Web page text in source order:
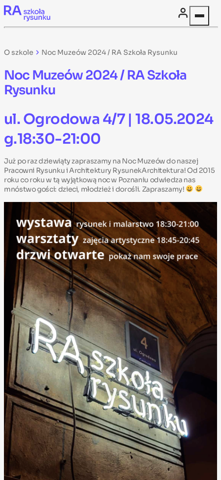
Skip to content
O szkole Noc Muzeów 2024 / RA Szkoła Rysunku
Noc Muzeów 2024 / RA Szkoła
Rysunku
ul. Ogrodowa 4/7 | 18.05.2024
g.18:30-21:00
Już po raz dziewiąty zapraszamy na Noc Muzeów do naszej
Pracowni Rysunku i Architektury RysunekArchitektura! Od 2015
roku co roku w tą wyjątkową noc w Poznaniu odwiedza nas
mnóstwo gości: dzieci, młodzież i dorośli. Zapraszamy!